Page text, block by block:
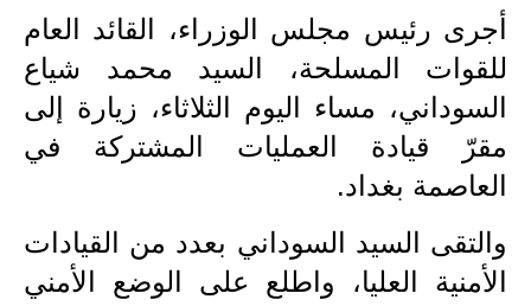
الاخبار الامنية
الاخبار الاقتصادية
الاخبار الرياضية
اخبار وقرارات وزارة التربية
أجرى رئيس مجلس الوزراء، القائد العام
للقوات المسلحة، السيد محمد شياع
السوداني، مساء اليوم الثلاثاء، زيارة إلى
مقرّ قيادة العمليات المشتركة في
العاصمة بغداد.
والتقى السيد السوداني بعدد من القيادات
الأمنية العليا، واطلع على الوضع الأمني